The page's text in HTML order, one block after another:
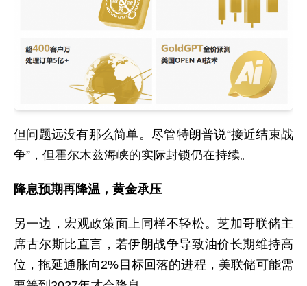
但问题远没有那么简单。尽管特朗普说“接近结束战
争”，但霍尔木兹海峡的实际封锁仍在持续。
降息预期再降温，黄金承压
另一边，宏观政策面上同样不轻松。芝加哥联储主
席古尔斯比直言，若伊朗战争导致油价长期维持高
位，拖延通胀向2%目标回落的进程，美联储可能需